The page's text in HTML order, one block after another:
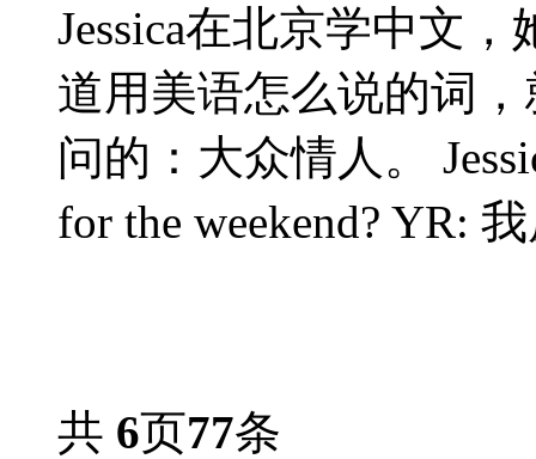
Jessica在北京学中文
道用美语怎么说的词
问的：大众情人。
for the weekend? YR:
共 6页77条